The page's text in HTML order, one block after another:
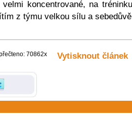
koncentrované, na
z týmu velkou sílu a
70862x Vytisknout článek